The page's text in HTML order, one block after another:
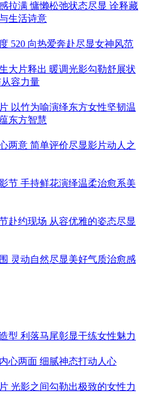
拉满 慵懒松弛状态尽显 诠释藏
生活诗意
520 向热爱奔赴尽显女神风范
大片释出 暖调光影勾勒舒展状
容力量
以竹为喻演绎东方女性坚韧温
东方智慧
两意 简单评价尽显影片动人之
节 手持鲜花演绎温柔治愈系美
赴约现场 从容优雅的姿态尽显
灵动自然尽显美好气质治愈感
型 利落马尾彰显干练女性魅力
心两面 细腻神态打动人心
光影之间勾勒出极致的女性力